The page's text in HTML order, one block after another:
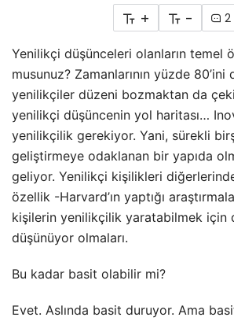
+ - 2
Yenilikçi düşünceleri olanların temel
musunuz? Zamanlarının yüzde 80’ini
yenilikçiler düzeni bozmaktan da
yenilikçi düşüncenin yol haritası…
yenilikçilik gerekiyor. Yani, sürekli
geliştirmeye odaklanan bir yapıda
geliyor. Yenilikçi kişilikleri
özellik -Harvard’ın yaptığı
kişilerin yenilikçilik yaratabilmek için
düşünüyor olmaları.
Bu kadar basit olabilir mi?
Evet. Aslında basit duruyor. Ama